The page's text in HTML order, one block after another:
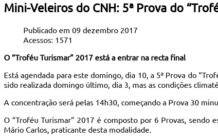
Mini-Veleiros do CNH: 5ª Prova do
Publicado em 09 dezembro 2017
Acessos: 1571
O “Troféu Turismar” 2017 está a entrar na recta final
Está agendada para este domingo, dia 10, a 5ª Prova do
sido realizada domingo último, dia 3, mas as condições
A concentração será pelas 14h30, começando a Prova 30
O “Troféu Turismar” 2017 é composto por 6 Provas, sendo
Mário Carlos, praticante desta modalidade.